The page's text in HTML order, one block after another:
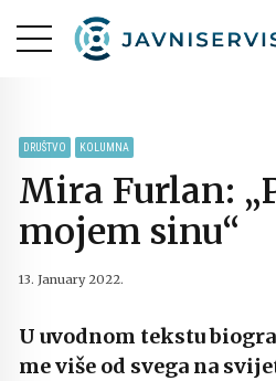
DRUŠTVO KOLUMNA
Mira Furlan:
mojem sinu“
13. January 2022.
U uvodnom tekstu
me više od svega na